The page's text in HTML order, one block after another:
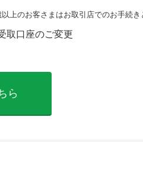
以上のお客さまはお取引店でのお手続き
取口座のご変更
ら